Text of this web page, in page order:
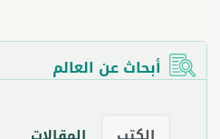
أبحاث عن العالم